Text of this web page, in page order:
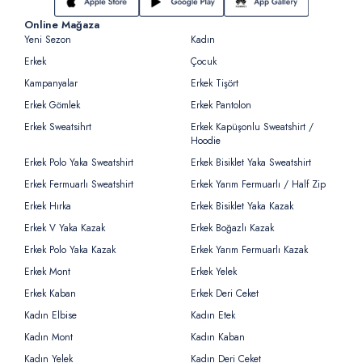
Online Mağaza
Yeni Sezon
Kadın
Erkek
Çocuk
Kampanyalar
Erkek Tişört
Erkek Gömlek
Erkek Pantolon
Erkek Sweatsihrt
Erkek Kapüşonlu Sweatshirt /
Hoodie
Erkek Polo Yaka Sweatshirt
Erkek Bisiklet Yaka Sweatshirt
Erkek Fermuarlı Sweatshirt
Erkek Yarım Fermuarlı / Half Zip
Erkek Hırka
Erkek Bisiklet Yaka Kazak
Erkek V Yaka Kazak
Erkek Boğazlı Kazak
Erkek Polo Yaka Kazak
Erkek Yarım Fermuarlı Kazak
Erkek Mont
Erkek Yelek
Erkek Kaban
Erkek Deri Ceket
Kadın Elbise
Kadın Etek
Kadın Mont
Kadın Kaban
Kadın Yelek
Kadın Deri Ceket